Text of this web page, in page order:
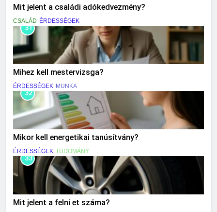
Mit jelent a családi adókedvezmény?
CSALÁD ÉRDESSÉGEK
31
Mihez kell mestervizsga?
ÉRDESSÉGEK MUNKA
32
Mikor kell energetikai tanúsítvány?
ÉRDESSÉGEK TUDOMÁNY
33
Mit jelent a felni et száma?